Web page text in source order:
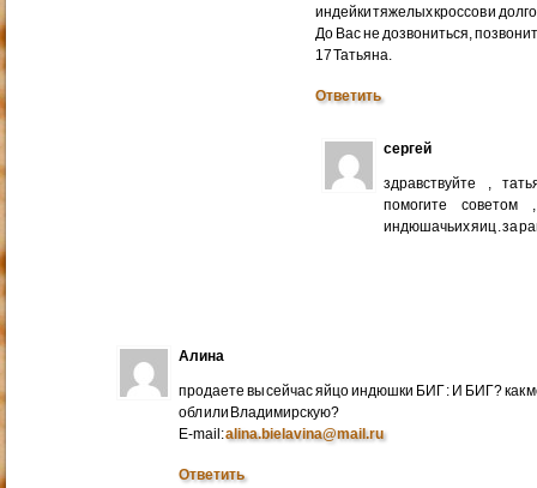
индейки тяжелых кроссов и
До Вас не дозвониться,
17 Татьяна.
Ответить
сергей
здравствуйте ,
помогите
индюшачьих яиц . за
Алина
продаете вы сейчас яйцо индюшки БИГ : И БИГ? как
обл или Владимирскую?
E-mail:alina.bielavina@mail.ru
Ответить